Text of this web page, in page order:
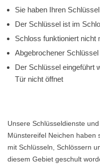
Sie haben Ihren
Der Schlüssel ist im
Schloss funktioniert nicht
Abgebrochener Schlüssel
Der Schlüssel eingeführt
Tür nicht öffnet
Unsere Schlüsseldienste
Münstereifel Neichen haben
mit Schlüsseln, Schlössern
diesem Gebiet geschult